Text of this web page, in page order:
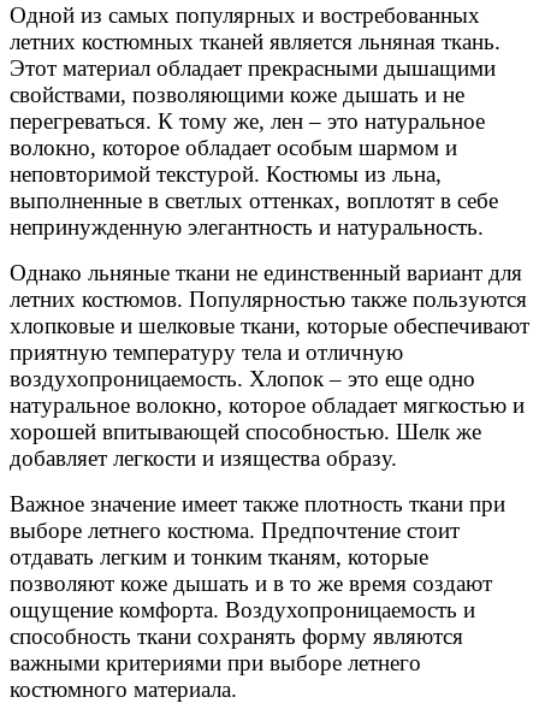
Одной из самых популярных и востребованных
летних костюмных тканей является льняная ткань.
Этот материал обладает прекрасными дышащими
свойствами, позволяющими коже дышать и не
перегреваться. К тому же, лен – это натуральное
волокно, которое обладает особым шармом и
неповторимой текстурой. Костюмы из льна,
выполненные в светлых оттенках, воплотят в себе
непринужденную элегантность и натуральность.
Однако льняные ткани не единственный вариант для
летних костюмов. Популярностью также пользуются
хлопковые и шелковые ткани, которые обеспечивают
приятную температуру тела и отличную
воздухопроницаемость. Хлопок – это еще одно
натуральное волокно, которое обладает мягкостью и
хорошей впитывающей способностью. Шелк же
добавляет легкости и изящества образу.
Важное значение имеет также плотность ткани при
выборе летнего костюма. Предпочтение стоит
отдавать легким и тонким тканям, которые
позволяют коже дышать и в то же время создают
ощущение комфорта. Воздухопроницаемость и
способность ткани сохранять форму являются
важными критериями при выборе летнего
костюмного материала.